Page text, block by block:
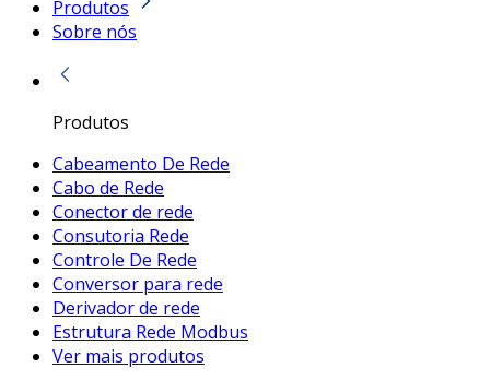
Produtos
Sobre nós
Produtos
Cabeamento De Rede
Cabo de Rede
Conector de rede
Consutoria Rede
Controle De Rede
Conversor para rede
Derivador de rede
Estrutura Rede Modbus
Ver mais produtos